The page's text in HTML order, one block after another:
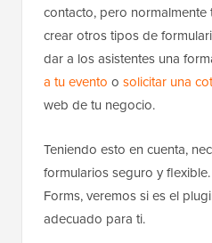
contacto, pero normalmente
crear otros tipos de
dar a los asistentes una
a tu evento o solicitar una
web de tu negocio.
Teniendo esto en cuenta,
formularios seguro y
Forms, veremos si es el
adecuado para ti.